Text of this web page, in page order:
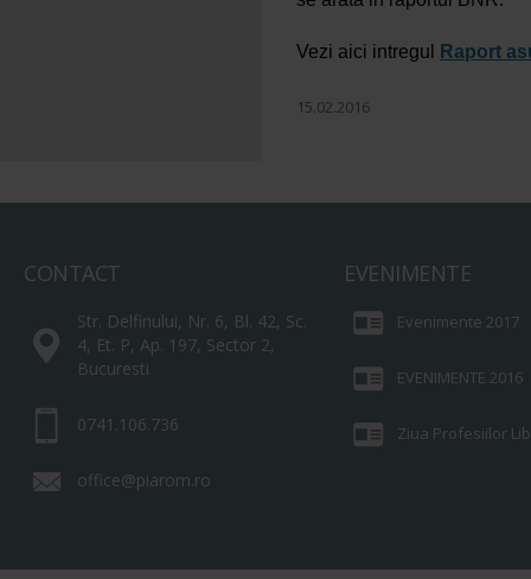
Vezi aici intregul Raport
15.02.2016
CONTACT
Str. Delfinului, Nr. 6, Bl. 42, Sc.
4, Et. P, Ap. 197, Sector 2,
Bucuresti
0741.106.736
office@piarom.ro
EVENIMENTE
Evenimente 2017
EVENIMENTE 2016
Ziua Profesiilor